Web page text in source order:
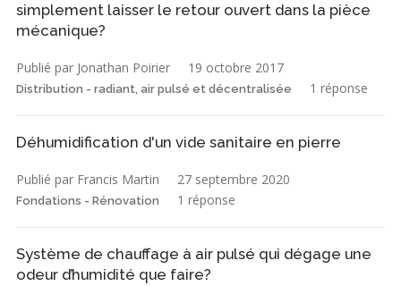
simplement laisser le retour ouvert dans la pièce
mécanique?
Publié par Jonathan Poirier 19 octobre 2017
Distribution - radiant, air pulsé et décentralisée 1 réponse
Déhumidification d'un vide sanitaire en pierre
Publié par Francis Martin 27 septembre 2020
Fondations - Rénovation 1 réponse
Système de chauffage à air pulsé qui dégage une
odeur d’humidité que faire?